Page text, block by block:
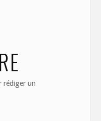
rédiger un